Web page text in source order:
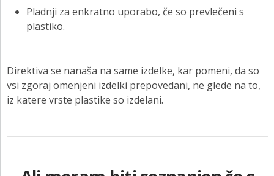
Pladnji za enkratno uporabo, če so prevlečeni s
plastiko.
Direktiva se nanaša na same izdelke, kar pomeni, da so
vsi zgoraj omenjeni izdelki prepovedani, ne glede na to,
iz katere vrste plastike so izdelani.